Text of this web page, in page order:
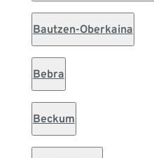
Bautzen-Oberkaina
Bebra
Beckum